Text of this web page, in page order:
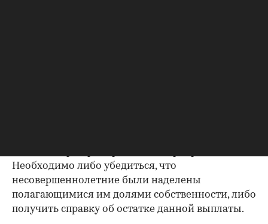
Необходимо либо убедиться, что
несовершеннолетние были наделены
полагающимися им долями собственности, либо
получить справку об остатке данной выплаты.